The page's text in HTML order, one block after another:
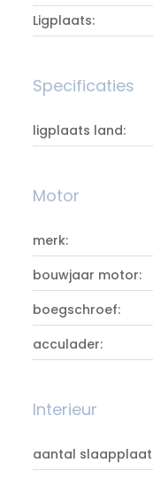
Ligplaats:
Specificaties
ligplaats land:
Motor
merk:
bouwjaar motor:
boegschroef:
acculader:
Interieur
aantal